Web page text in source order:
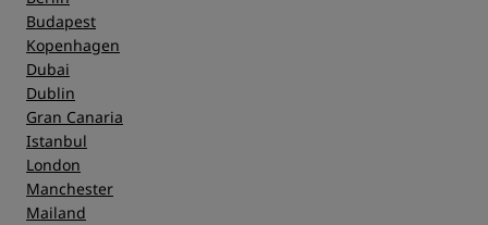
Budapest
Kopenhagen
Dubai
Dublin
Gran Canaria
Istanbul
London
Manchester
Mailand